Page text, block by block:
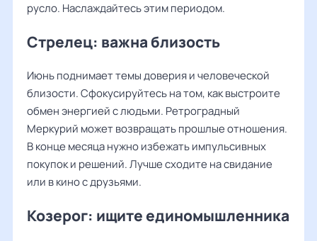
русло. Наслаждайтесь этим периодом.
Стрелец: важна близость
Июнь поднимает темы доверия и человеческой
близости. Сфокусируйтесь на том, как выстроите
обмен энергией с людьми. Ретроградный
Меркурий может возвращать прошлые отношения.
В конце месяца нужно избежать импульсивных
покупок и решений. Лучше сходите на свидание
или в кино с друзьями.
Козерог: ищите единомышленника